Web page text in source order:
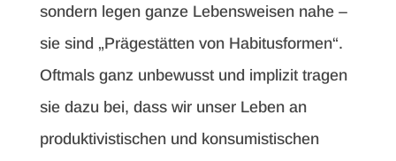
sondern legen ganze Lebensweisen nahe –
sie sind „Prägestätten von Habitusformen“.
Oftmals ganz unbewusst und implizit tragen
sie dazu bei, dass wir unser Leben an
produktivistischen und konsumistischen